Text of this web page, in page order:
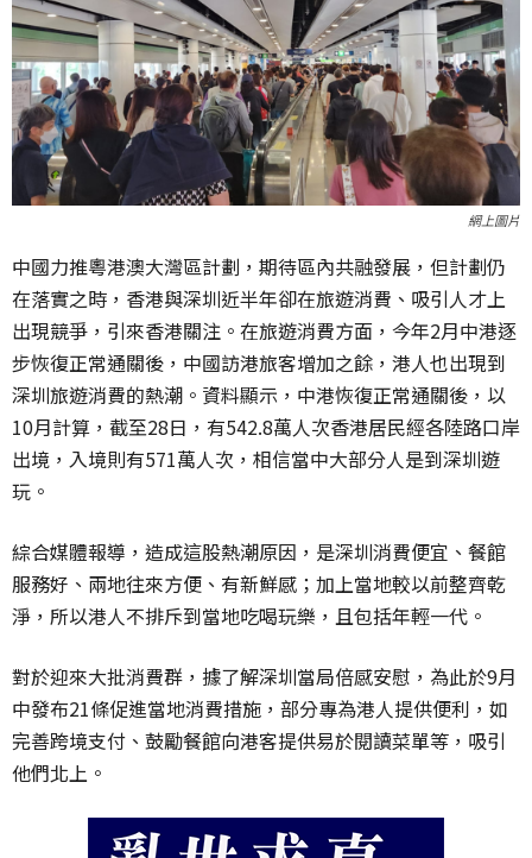
網上圖片
中國力推粵港澳大灣區計劃，期待區內共融發展，但計劃仍
在落實之時，香港與深圳近半年卻在旅遊消費、吸引人才上
出現競爭，引來香港關注。在旅遊消費方面，今年2月中港逐
步恢復正常通關後，中國訪港旅客增加之餘，港人也出現到
深圳旅遊消費的熱潮。資料顯示，中港恢復正常通關後，以
10月計算，截至28日，有542.8萬人次香港居民經各陸路口岸
出境，入境則有571萬人次，相信當中大部分人是到深圳遊
玩。
綜合媒體報導，造成這股熱潮原因，是深圳消費便宜、餐館
服務好、兩地往來方便、有新鮮感；加上當地較以前整齊乾
淨，所以港人不排斥到當地吃喝玩樂，且包括年輕一代。
對於迎來大批消費群，據了解深圳當局倍感安慰，為此於9月
中發布21條促進當地消費措施，部分專為港人提供便利，如
完善跨境支付、鼓勵餐館向港客提供易於閱讀菜單等，吸引
他們北上。